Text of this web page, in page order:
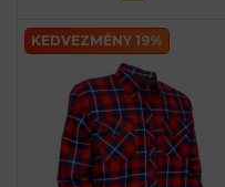
KEDVEZMÉNY 19%